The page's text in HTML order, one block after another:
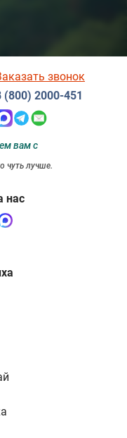
нас
вам с
чуть лучше.
звонок
(800) 2000-451